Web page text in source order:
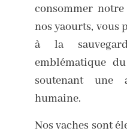
consommer
nos yaourts, vous
à la
emblématique
soutenant une
humaine.
Nos vaches sont